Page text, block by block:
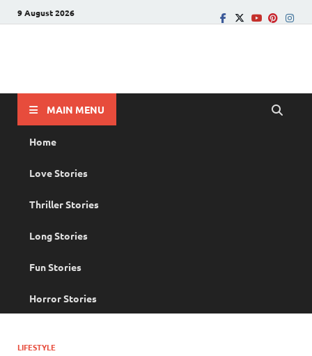
9 August 2026
MAIN MENU
Home
Love Stories
Thriller Stories
Long Stories
Fun Stories
Horror Stories
LIFESTYLE